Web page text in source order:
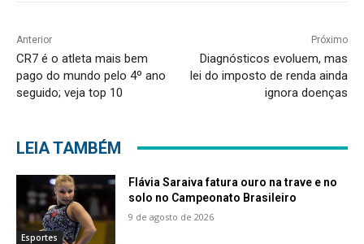
Anterior
CR7 é o atleta mais bem
pago do mundo pelo 4º ano
seguido; veja top 10
Próximo
Diagnósticos evoluem, mas
lei do imposto de renda ainda
ignora doenças
LEIA TAMBÉM
Esportes
Flávia Saraiva fatura ouro na trave e no
solo no Campeonato Brasileiro
9 de agosto de 2026